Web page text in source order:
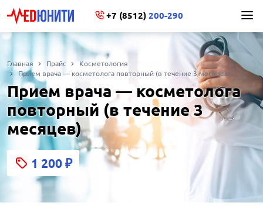
+7 (8512) 200-290
Главная Прайс
Косметология
Прием врача — косметолога повторный (в течение 3 месяцев)
Прием врача — косметолога
повторный (в течение 3
месяцев)
1 200 ₽